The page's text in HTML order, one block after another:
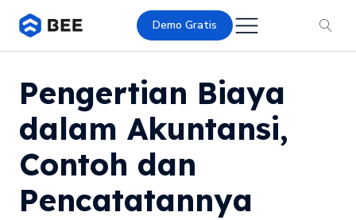
Demo Gratis
Pengertian Biaya
dalam Akuntansi,
Contoh dan
Pencatatannya